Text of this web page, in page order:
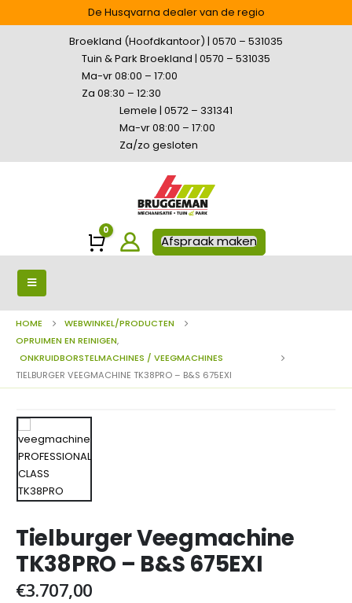
De Husqvarna dealer van de regio
Broekland (Hoofdkantoor) | 0570 – 531035
Tuin & Park Broekland | 0570 – 531035
Ma-vr 08:00 – 17:00
Za 08:30 – 12:30
Lemele | 0572 – 331341
Ma-vr 08:00 – 17:00
Za/zo gesloten
Winkelwagen
0
Afspraak maken
HOME
WEBWINKEL/PRODUCTEN
OPRUIMEN EN REINIGEN,
ONKRUIDBORSTELMACHINES / VEEGMACHINES
TIELBURGER VEEGMACHINE TK38PRO – B&S 675EXI
Tielburger Veegmachine
TK38PRO – B&S 675EXI
€3.707,00